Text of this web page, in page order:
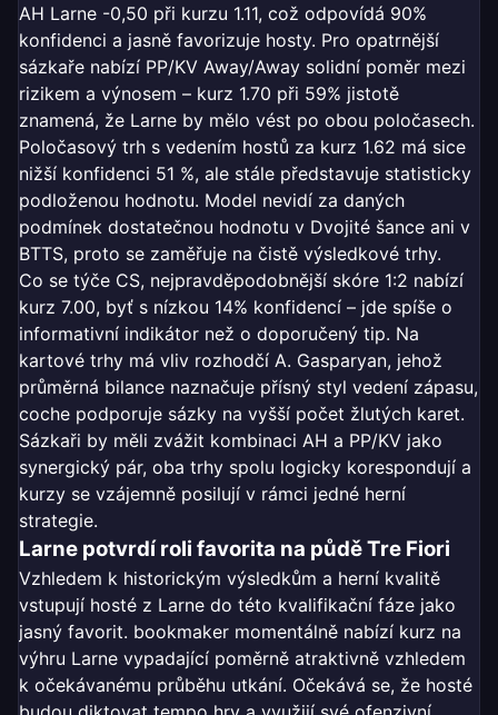
AH Larne -0,50 při kurzu 1.11, což odpovídá 90%
konfidenci a jasně favorizuje hosty. Pro opatrnější
sázkaře nabízí PP/KV Away/Away solidní poměr mezi
rizikem a výnosem – kurz 1.70 při 59% jistotě
znamená, že Larne by mělo vést po obou poločasech.
Poločasový trh s vedením hostů za kurz 1.62 má sice
nižší konfidenci 51 %, ale stále představuje statisticky
podloženou hodnotu. Model nevidí za daných
podmínek dostatečnou hodnotu v Dvojité šance ani v
BTTS, proto se zaměřuje na čistě výsledkové trhy.
Co se týče CS, nejpravděpodobnější skóre 1:2 nabízí
kurz 7.00, byť s nízkou 14% konfidencí – jde spíše o
informativní indikátor než o doporučený tip. Na
kartové trhy má vliv rozhodčí A. Gasparyan, jehož
průměrná bilance naznačuje přísný styl vedení zápasu,
coche podporuje sázky na vyšší počet žlutých karet.
Sázkaři by měli zvážit kombinaci AH a PP/KV jako
synergický pár, oba trhy spolu logicky korespondují a
kurzy se vzájemně posilují v rámci jedné herní
strategie.
Larne potvrdí roli favorita na půdě Tre Fiori
Vzhledem k historickým výsledkům a herní kvalitě
vstupují hosté z Larne do této kvalifikační fáze jako
jasný favorit. bookmaker momentálně nabízí kurz na
výhru Larne vypadající poměrně atraktivně vzhledem
k očekávanému průběhu utkání. Očekává se, že hosté